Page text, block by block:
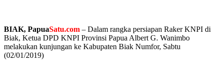
BIAK, PapuaSatu.com – Dalam rangka persiapan Raker KNPI di
Biak, Ketua DPD KNPI Provinsi Papua Albert G. Wanimbo
melakukan kunjungan ke Kabupaten Biak Numfor, Sabtu
(02/01/2019)